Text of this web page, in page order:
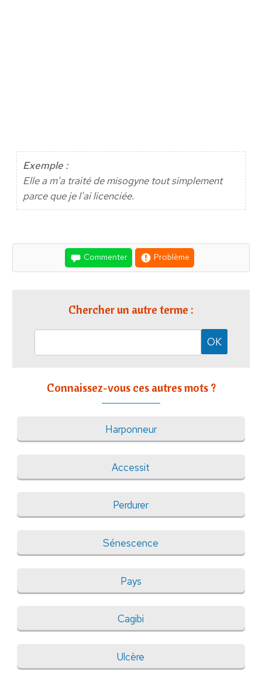
Exemple :
Elle a m'a traité de misogyne tout simplement
parce que je l'ai licenciée.
Commenter Problème
Chercher un autre terme :
Connaissez-vous ces autres mots ?
Harponneur
Accessit
Perdurer
Sénescence
Pays
Cagibi
Ulcère